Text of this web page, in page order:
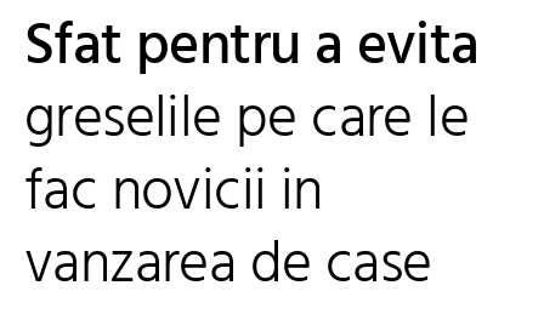
Sfat pentru a evita
greselile pe care le
fac novicii in
vanzarea de case